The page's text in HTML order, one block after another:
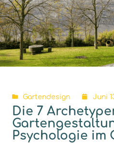
Gartendesign Juni
Die 7
Psychologie im